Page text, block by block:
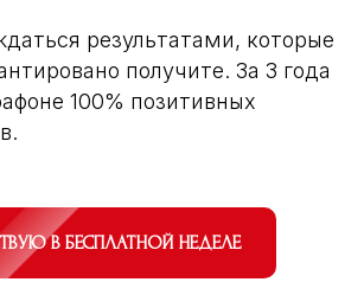
результатами, которые
получите. За 3 года
100% позитивных
В БЕСПЛАТНОЙ НЕДЕЛЕ